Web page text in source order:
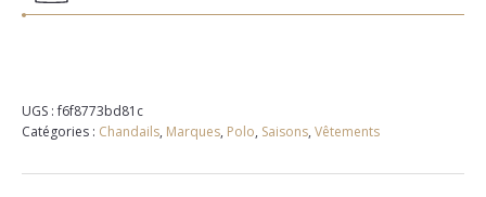
UGS :f6f8773bd81c
Catégories : Chandails, Marques, Polo, Saisons, Vêtements